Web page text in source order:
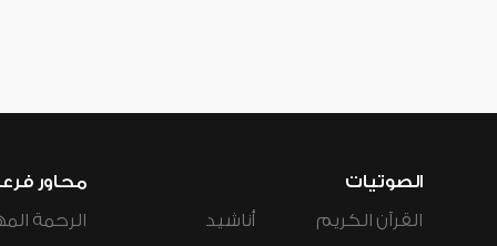
الصوتيات
القرآن الكريم
أناشيد
محاور
الرحمة